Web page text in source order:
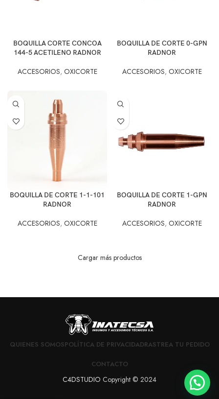
BOQUILLA CORTE CONCOA
144-5 ACETILENO RADNOR
ACCESORIOS, OXICORTE
BOQUILLA DE CORTE 0-GPN
RADNOR
ACCESORIOS, OXICORTE
BOQUILLA DE CORTE 1-1-101
RADNOR
ACCESORIOS, OXICORTE
BOQUILLA DE CORTE 1-GPN
RADNOR
ACCESORIOS, OXICORTE
Cargar más productos
QUIENES SOMOSPOLÍTICA DE PRIVACIDADRASTREA TU PEDIDO
CONTACTO
C4DSTUDIO Copyright © 2024